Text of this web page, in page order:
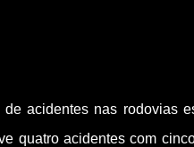
acidentes nas rodovias
quatro acidentes com